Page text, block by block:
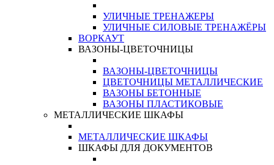
УЛИЧНЫЕ ТРЕНАЖЕРЫ
УЛИЧНЫЕ СИЛОВЫЕ ТРЕНАЖЁРЫ
ВОРКАУТ
ВАЗОНЫ-ЦВЕТОЧНИЦЫ
ВАЗОНЫ-ЦВЕТОЧНИЦЫ
ЦВЕТОЧНИЦЫ МЕТАЛЛИЧЕСКИЕ
ВАЗОНЫ БЕТОННЫЕ
ВАЗОНЫ ПЛАСТИКОВЫЕ
МЕТАЛЛИЧЕСКИЕ ШКАФЫ
МЕТАЛЛИЧЕСКИЕ ШКАФЫ
ШКАФЫ ДЛЯ ДОКУМЕНТОВ